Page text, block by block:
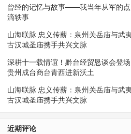
曾经的记忆与故事——我当年从军的点
滴轶事
山海联脉 忠义传薪：泉州关岳庙与武
古汉城圣庙携手共兴文脉
深耕十一载情谊！黔台经贸恳谈会登场
贵州成台商台青西进新沃土
山海联脉 忠义传薪：泉州关岳庙与武
古汉城圣庙携手共兴文脉
近期评论